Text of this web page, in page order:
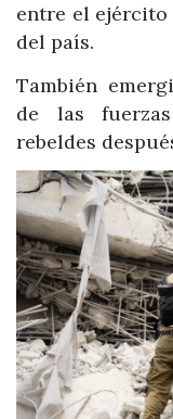
entre el
del país.
También
de las
rebeldes